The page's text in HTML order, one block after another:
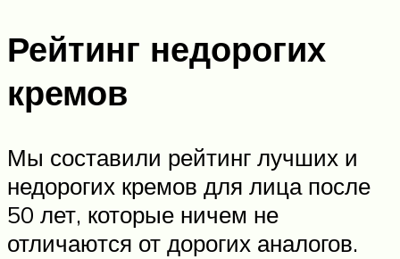
Рейтинг недорогих
кремов
Мы составили рейтинг лучших и
недорогих кремов для лица после
50 лет, которые ничем не
отличаются от дорогих аналогов.